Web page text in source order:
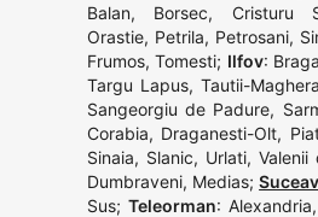
Balan, Borsec, Cristuru
Orastie, Petrila, Petrosani,
Frumos,Tomesti; Ilfov:
Targu Lapus, Tautii-
Sangeorgiu de Padure,
Corabia, Draganesti-Olt,
Sinaia, Slanic, Urlati,Valenii
Dumbraveni, Medias;
Sus;Teleorman:Alexandria,